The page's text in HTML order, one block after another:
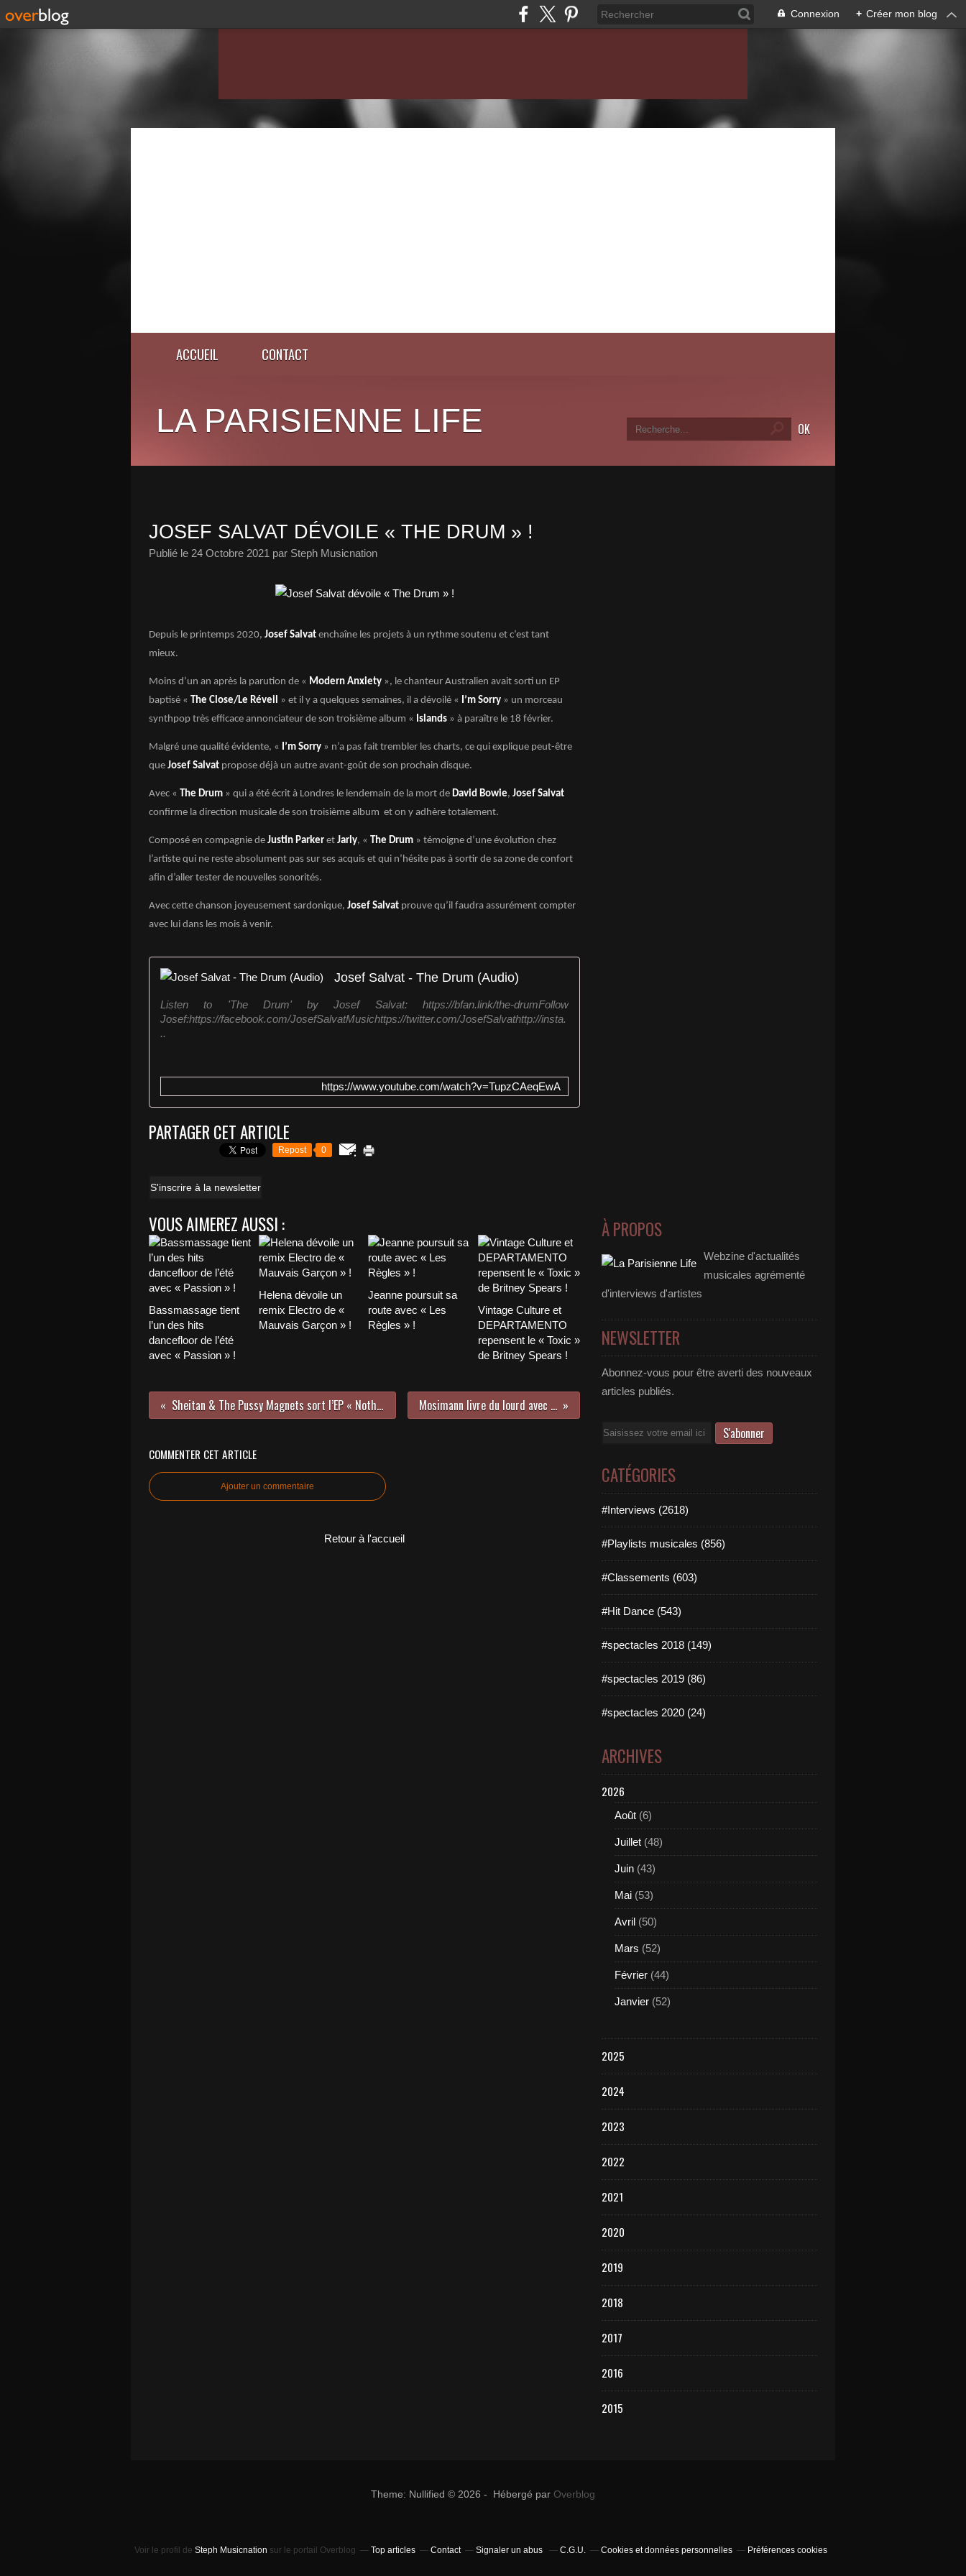
Connexion + Créer mon blog
ACCUEIL CONTACT
LA PARISIENNE LIFE
JOSEF SALVAT DÉVOILE « THE DRUM » !
Publié le 24 Octobre 2021 par Steph Musicnation
Depuis le printemps 2020, Josef Salvat enchaîne les projets à un rythme soutenu et c’est tant
mieux.
Moins d’un an après la parution de « Modern Anxiety », le chanteur Australien avait sorti un EP
baptisé « The Close/Le Réveil » et il y a quelques semaines, il a dévoilé « I’m Sorry » un morceau
synthpop très efficace annonciateur de son troisième album « Islands » à paraître le 18 février.
Malgré une qualité évidente, « I’m Sorry » n’a pas fait trembler les charts, ce qui explique peut-être
que Josef Salvat propose déjà un autre avant-goût de son prochain disque.
Avec « The Drum » qui a été écrit à Londres le lendemain de la mort de David Bowie, Josef Salvat
confirme la direction musicale de son troisième album et on y adhère totalement.
Composé en compagnie de Justin Parker et Jarly, « The Drum » témoigne d’une évolution chez
l’artiste qui ne reste absolument pas sur ses acquis et qui n’hésite pas à sortir de sa zone de confort
afin d’aller tester de nouvelles sonorités.
Avec cette chanson joyeusement sardonique, Josef Salvat prouve qu’il faudra assurément compter
avec lui dans les mois à venir.
Josef Salvat - The Drum (Audio)
Listen to 'The Drum' by Josef Salvat: https://bfan.link/the-drumFollow
Josef:https://facebook.com/JosefSalvatMusichttps://twitter.com/JosefSalvathttp://insta.
..
https://www.youtube.com/watch?v=TupzCAeqEwA
PARTAGER CET ARTICLE
Repost 0
S'inscrire à la newsletter
VOUS AIMEREZ AUSSI :
Bassmassage tient
l’un des hits
dancefloor de l’été
avec « Passion » !
Helena dévoile un
remix Electro de «
Mauvais Garçon » !
Jeanne poursuit sa
route avec « Les
Règles » !
Vintage Culture et
DEPARTAMENTO
repensent le « Toxic »
de Britney Spears !
Sheitan & The Pussy Magnets sort l’EP « Nothing To Be Said » ! Mosimann livre du lourd avec « Take It » !
COMMENTER CET ARTICLE
Ajouter un commentaire
Retour à l'accueil
À PROPOS
Webzine d'actualités
musicales agrémenté
d'interviews d'artistes
NEWSLETTER
Abonnez-vous pour être averti des nouveaux
articles publiés.
Email
CATÉGORIES
#Interviews (2618)
#Playlists musicales (856)
#Classements (603)
#Hit Dance (543)
#spectacles 2018 (149)
#spectacles 2019 (86)
#spectacles 2020 (24)
ARCHIVES
2026
Août (6)
Juillet (48)
Juin (43)
Mai (53)
Avril (50)
Mars (52)
Février (44)
Janvier (52)
2025
2024
2023
2022
2021
2020
2019
2018
2017
2016
2015
Theme: Nullified © 2026 - Hébergé par Overblog
Voir le profil de Steph Musicnation sur le portail Overblog Top articles Contact Signaler un abus C.G.U. Cookies et données personnelles Préférences cookies